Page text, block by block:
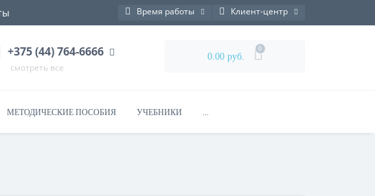
Время работы Клиент-центр
+375 (44) 764-6666
смотреть все
0.00 руб.
0
МЕТОДИЧЕСКИЕ ПОСОБИЯ УЧЕБНИКИ ...